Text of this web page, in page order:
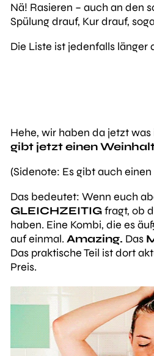
Nä! Rasieren – auch an den
Spülung drauf, Kur drauf,
Die Liste ist jedenfalls länger
Hehe, wir haben da jetzt
gibt jetzt einen
(Sidenote: Es gibt auch
Das bedeutet: Wenn euch
GLEICHZEITIGfragt, ob
haben. Eine Kombi, die es
auf einmal. Amazing. Das
Das praktische Teil ist dort
Preis.